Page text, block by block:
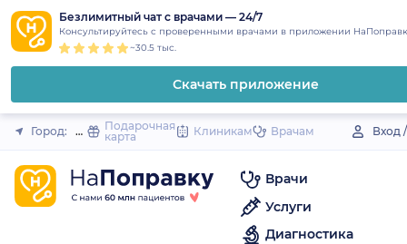
to
content
Безлимитный чат с врачами — 24/7
Консультируйтесь с проверенными врачами в приложении
~30.5 тыс.
Скачать приложение
Закрыть
Город: ОктябрьскПодарочная
карта
Клиникам Врачам Вход
Врачи
Услуги
Диагностика